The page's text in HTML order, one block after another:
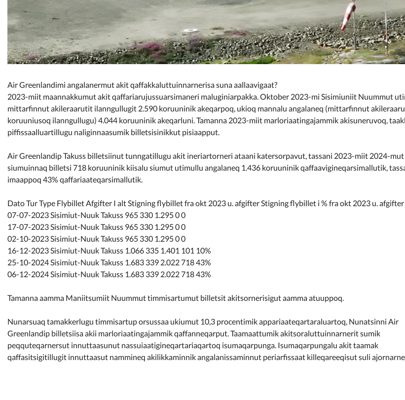
Air Greenlandimi angalanermut akit qaffakkaluttuinnarnerisa suna aallaavigaat?
2023-miit maannakkumut akit qaffariarujussuarsimaneri maluginiarpakka. Oktober 2023-mi Sisimiuniit Nuummut
mittarfinnut akileraarutit ilanngullugit 2.590 koruuninik akeqarpoq, ukioq mannalu angalaneq (mittarfinnut
koruuniusoq ilanngullugu) 4.044 koruuninik akeqarluni. Tamanna 2023-miit marloriaatingajammik akisuneruvoq,
piffissaalluartillugu naliginnaasumik billetsisinikkut pisiaapput.
Air Greenlandip Takuss billetsiinut tunngatillugu akit ineriartorneri ataani katersorpavut, tassani 2023-miit 2024-mut
siumuinnaq billetsi 718 koruuninik kiisalu siumut utimullu angalaneq 1.436 koruuninik qaffaavigineqarsimallutik,
imaappoq 43% qaffariaateqarsimallutik.
Dato Tur Type Flybillet Afgifter I alt Stigning flybillet fra okt 2023 u. afgifter Stigning flybillet i % fra okt 2023 u. afgifter
07-07-2023 Sisimiut-Nuuk Takuss 965 330 1.295 0 0
17-07-2023 Sisimiut-Nuuk Takuss 965 330 1.295 0 0
02-10-2023 Sisimiut-Nuuk Takuss 965 330 1.295 0 0
16-12-2023 Sisimiut-Nuuk Takuss 1.066 335 1.401 101 10%
25-10-2024 Sisimiut-Nuuk Takuss 1.683 339 2.022 718 43%
06-12-2024 Sisimiut-Nuuk Takuss 1.683 339 2.022 718 43%
Tamanna aamma Maniitsumiit Nuummut timmisartumut billetsit akitsornerisigut aamma atuuppoq.
Nunarsuaq tamakkerlugu timmisartup orsussaa ukiumut 10,3 procentimik appariaateqartaraluartoq, Nunatsinni Air
Greenlandip billetsiisa akii marloriaatingajammik qaffanneqarput. Taamaattumik akitsoraluttuinnarnerit sumik
peqquteqarnersut innuttaasunut nassuiaatigineqartariaqartoq isumaqarpunga. Isumaqarpungalu akit taamak
qaffasitsigitillugit innuttaasut nammineq akilikkaminnik angalanissaminnut periarfissaat killeqareeqisut suli